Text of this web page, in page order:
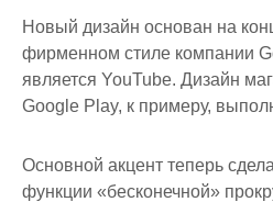
Новый дизайн основан на
фирменном стиле компании
является YouTube. Дизайн
Google Play, к примеру,
Основной акцент теперь
функции «бесконечной»